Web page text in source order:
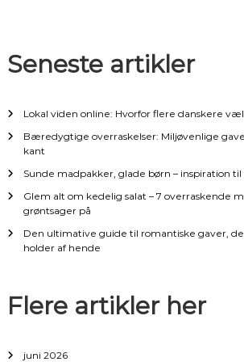
a
v
i
g
i
o
Seneste artikler
Lokal viden online: Hvorfor flere danskere
Bæredygtige overraskelser: Miljøvenlige
kant
Sunde madpakker, glade børn – inspiration
Glem alt om kedelig salat – 7 overraskende
grøntsager på
Den ultimative guide til romantiske gaver,
holder af hende
Flere artikler her
juni 2026